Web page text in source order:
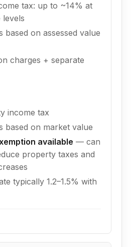
tax: up to ~14% at
levels
based on assessed value
charges + separate
income tax
based on market value
available — can
property taxes and
typically 1.2–1.5% with